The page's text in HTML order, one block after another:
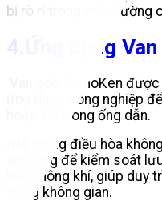
bị rò rỉ trong môi trường
4.Ứng dụng
Van góc TomoKen
ứng dụng công nghiệp
hoặc khí trong ống dẫn.
-Hệ thống điều hòa
sử dụng để kiểm soát
hòa không khí, giúp duy
trong không gian.